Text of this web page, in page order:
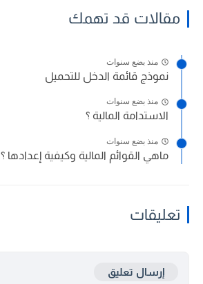
مقالات قد تهمك
منذ بضع سنوات
نموذج قائمة الدخل للتحميل
منذ بضع سنوات
الاستدامة المالية ؟
منذ بضع سنوات
ماهي القوائم المالية وكيفية إعدادها ؟
تعليقات
إرسال تعليق